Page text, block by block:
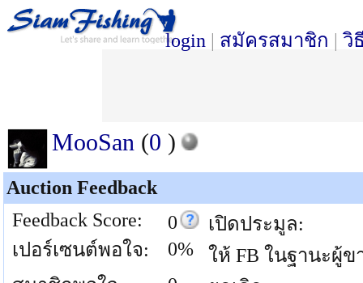
login | สมัครสมาชิก | วิ
MooSan (0 )
Auction Feedback
Feedback Score:
0
เปอร์เซนต์พอใจ:
0%
เปิดประมูล:
ให้ FB ในฐานะผู้ข